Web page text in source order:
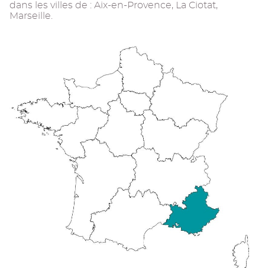
dans les villes de : Aix-en-Provence, La Ciotat,
Marseille.